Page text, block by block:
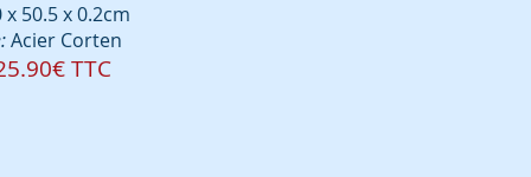
x 50.5 x 0.2cm
Acier Corten
TTC